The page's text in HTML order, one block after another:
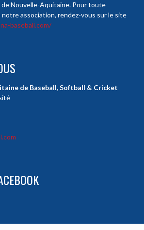
de Nouvelle-Aquitaine. Pour toute
association, rendez-vous sur le site
baseball.com/
de Baseball, Softball & Cricket